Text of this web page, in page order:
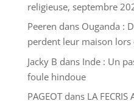
religieuse, septembre
Peeren dans Ouganda :
perdent leur maison lors
Jacky B dans Inde : Un
foule hindoue
PAGEOTdans LA FECRIS